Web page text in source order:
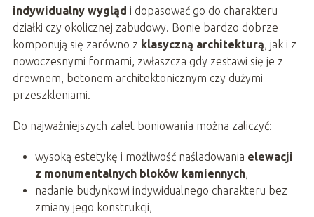
indywidualny wygląd i dopasować go do charakteru
działki czy okolicznej zabudowy. Bonie bardzo dobrze
komponują się zarówno z klasyczną architekturą, jak i z
nowoczesnymi formami, zwłaszcza gdy zestawi się je z
drewnem, betonem architektonicznym czy dużymi
przeszkleniami.
Do najważniejszych zalet boniowania można zaliczyć:
wysoką estetykę i możliwość naśladowania elewacji
z monumentalnych bloków kamiennych,
nadanie budynkowi indywidualnego charakteru bez
zmiany jego konstrukcji,